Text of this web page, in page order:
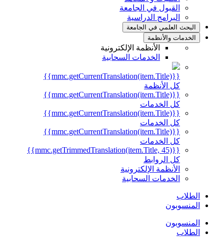
القبول في الجامعة
البرامج الدراسية
البحث العلمي في الجامعة
الخدمات والأنظمة
الأنظمة الإلكترونية
الخدمات السحابية
{{mmc.getCurrentTranslation(item.Title)}}
كل الأنظمة
{{mmc.getCurrentTranslation(item.Title)}}
كل الخدمات
{{mmc.getCurrentTranslation(item.Title)}}
كل الخدمات
{{mmc.getCurrentTranslation(item.Title)}}
كل الخدمات
{{mmc.getTrimmedTranslation(item.Title, 45)}}
كل الروابط
الأنظمة الإلكترونية
الخدمات السحابية
الطلاب
المنسوبون
المنسوبون
الطلاب